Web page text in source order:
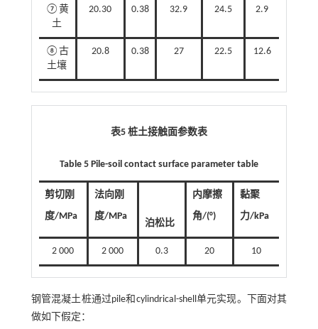
⑦黄
土
20.30 0.38 32.9 24.5 2.9
⑧古
土壤
20.8 0.38 27 22.5 12.6
表5 桩土接触面参数表
Table 5 Pile-soil contact surface parameter table
剪切刚
度/MPa
法向刚
度/MPa
泊松比
内摩擦
角/(°)
黏聚
力/kPa
2 000 2 000 0.3 20 10
钢管混凝土桩通过pile和cylindrical-shell单元实现。下面对其
做如下假定：